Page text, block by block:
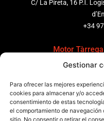
Gestionar
Para ofrecer las mejores
cookies para almacenar y/o
consentimiento de estas
el comportamiento de
sitio. No consentir o retirar el
C/ La Pireta, 16 P.I.
+34
Motor Tàrrega
C/ Ponent 8, Pol. Ind.
+34
Motor Tàrrega